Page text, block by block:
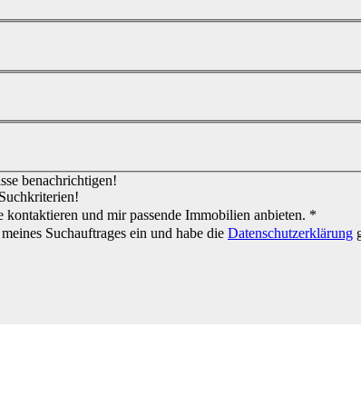
benachrichtigen!
kontaktieren und mir passende Immobilien anbieten. *
Suchauftrages ein und habe die Datenschutzerklärung